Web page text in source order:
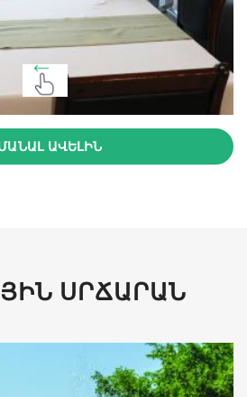
ԱՎԵԼԻՆ
ՅԻՆ ՍՐՃԱՐԱՆ